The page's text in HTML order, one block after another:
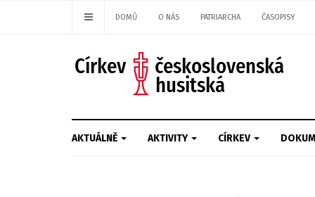
DOMŮ O NÁS PATRIARCHA ČASOPISY
AKTUÁLNĚ AKTIVITY CÍRKEV